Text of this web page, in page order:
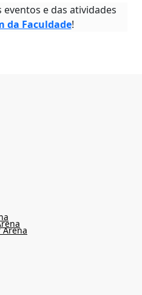
e das atividades
da Faculdade!
Arena